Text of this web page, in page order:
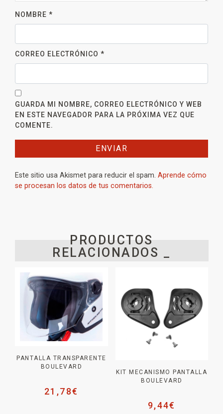
NOMBRE *
CORREO ELECTRÓNICO *
GUARDA MI NOMBRE, CORREO ELECTRÓNICO Y WEB
EN ESTE NAVEGADOR PARA LA PRÓXIMA VEZ QUE
COMENTE.
Este sitio usa Akismet para reducir el spam. Aprende cómo
se procesan los datos de tus comentarios.
PRODUCTOS
RELACIONADOS _
PANTALLA TRANSPARENTE
BOULEVARD
21,78€
KIT MECANISMO PANTALLA
BOULEVARD
9,44€